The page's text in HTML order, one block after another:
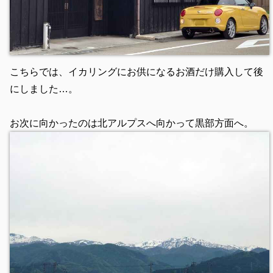
こちらでは、イカリングにお供になるお酒だけ購入して後
にしました…。
お次に向かったのは北アルプスへ向かって黒部方面へ。